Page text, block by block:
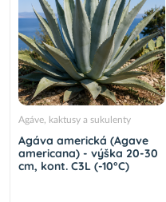
Agáve, kaktusy a sukulenty
Agáva americká (Agave
americana) - výška 20-30
cm, kont. C3L (-10°C)